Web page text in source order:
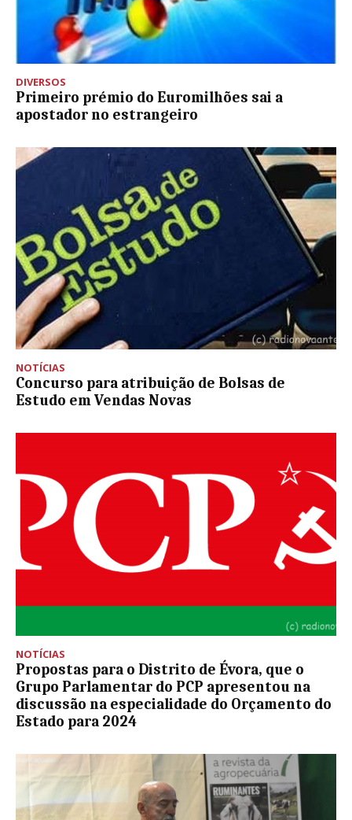
DIVERSOS
Primeiro prémio do Euromilhões sai a
apostador no estrangeiro
NOTÍCIAS
Concurso para atribuição de Bolsas de
Estudo em Vendas Novas
NOTÍCIAS
Propostas para o Distrito de Évora, que o
Grupo Parlamentar do PCP apresentou na
discussão na especialidade do Orçamento do
Estado para 2024